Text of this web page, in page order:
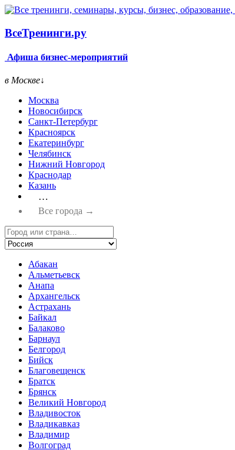
ВсеТренинги.ру
Афиша бизнес-мероприятий
в Москве↓
Москва
Новосибирск
Санкт-Петербург
Красноярск
Екатеринбург
Челябинск
Нижний Новгород
Краснодар
Казань
…
Все города →
Абакан
Альметьевск
Анапа
Архангельск
Астрахань
Байкал
Балаково
Барнаул
Белгород
Бийск
Благовещенск
Братск
Брянск
Великий Новгород
Владивосток
Владикавказ
Владимир
Волгоград